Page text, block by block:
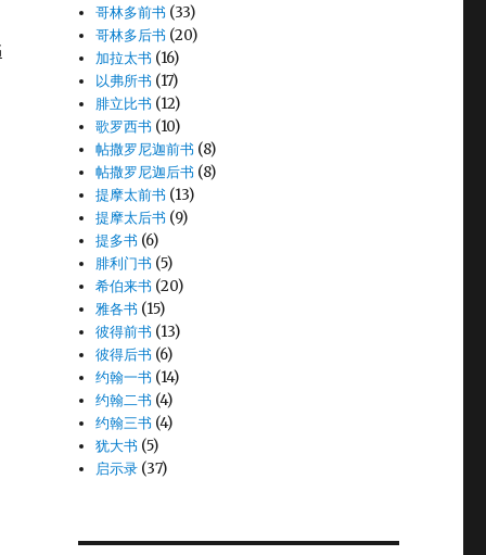
哥林多前书 (33)
哥林多后书 (20)
加拉太书 (16)
以弗所书 (17)
腓立比书 (12)
歌罗西书 (10)
帖撒罗尼迦前书 (8)
帖撒罗尼迦后书 (8)
提摩太前书 (13)
提摩太后书 (9)
提多书 (6)
腓利门书 (5)
希伯来书 (20)
雅各书 (15)
彼得前书 (13)
彼得后书 (6)
约翰一书 (14)
约翰二书 (4)
约翰三书 (4)
犹大书 (5)
启示录 (37)